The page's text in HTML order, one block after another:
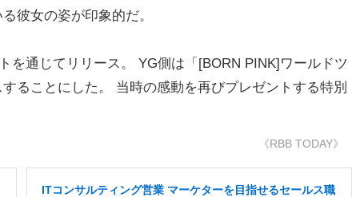
彼女の姿が印象的だ。
通じてリリース。 YG側は「[BORN PINK]ワールドツ
ることにした。 当時の感動を再びプレゼントする特別
《RBB TODAY》
ITコンサルティング営業 マーケターを目指せるセールス職